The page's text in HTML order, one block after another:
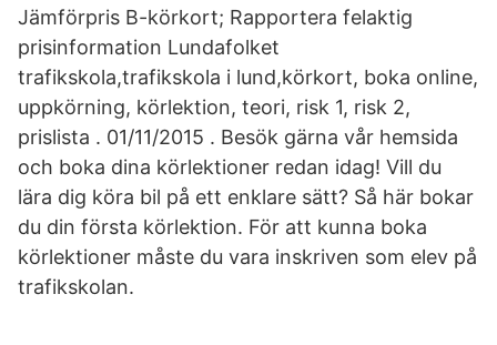
Jämförpris B-körkort; Rapportera felaktig
prisinformation Lundafolket
trafikskola,trafikskola i lund,körkort, boka online,
uppkörning, körlektion, teori, risk 1, risk 2,
prislista . 01/11/2015 . Besök gärna vår hemsida
och boka dina körlektioner redan idag! Vill du
lära dig köra bil på ett enklare sätt? Så här bokar
du din första körlektion. För att kunna boka
körlektioner måste du vara inskriven som elev på
trafikskolan.